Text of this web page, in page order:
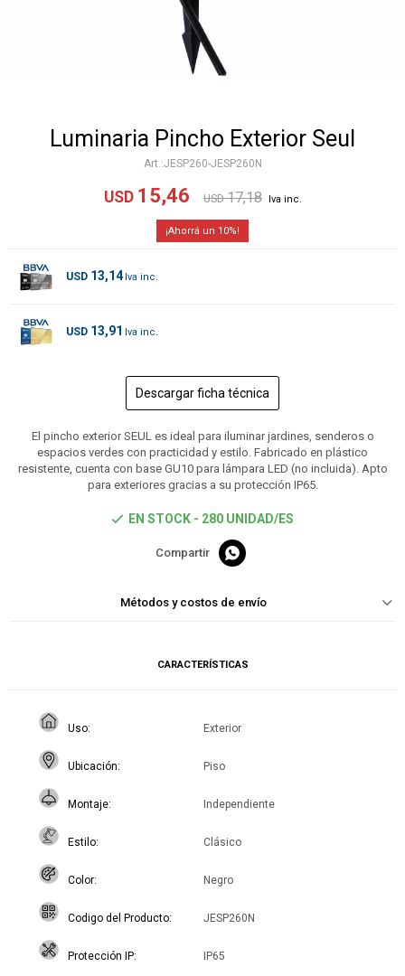
Luminaria Pincho Exterior Seul
JESP260-JESP260N
USD 15,46 USD 17,18
10
USD 13,14
USD 13,91
Descargar ficha técnica
El pincho exterior SEUL es ideal para iluminar jardines, senderos o
espacios verdes con practicidad y estilo. Fabricado en plástico
resistente, cuenta con base GU10 para lámpara LED (no incluida). Apto
para exteriores gracias a su protección IP65.
EN STOCK - 280 UNIDAD/ES

Métodos y costos de envío
CARACTERÍSTICAS
Uso Exterior
Ubicación Piso
Montaje Independiente
Estilo Clásico
Color Negro
Codigo del Producto JESP260N
Protección IP IP65